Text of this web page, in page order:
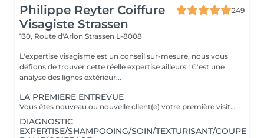
Philippe Reyter Coiffure
Visagiste Strassen
249
130, Route d'Arlon Strassen L-8008
L'expertise visagisme est un conseil sur-mesure, nous vous
défions de trouver cette réelle expertise ailleurs ! C'est une
analyse des lignes extérieur...
LA PREMIERE ENTREVUE
Vous êtes nouveau ou nouvelle client(e) votre première visite est une Entrevue. (Temps 30 minutes) Cette entrevue ne comprend aucun service de réalisation, il y aura des tests de styles, de communications et du conseils. Nous apprenons à vous connaitre et nous vous conseillons sur tous vos souhaits, afin de préparer notre premier rendez-vous. Cette Entrevue, nous permettra d'avoir une approche afin de comprendre en détail vos désirs et vos envies pour votre futur coupe ou couleur. Nous élaborons ensemble nos différentes méthodes de travail autour d'un thé ou un café pour vous proposer les services adaptés en vous indiquant un devis complet afin de fixer le prochain rendez-vous pour la réalisation.
DIAGNOSTIC
EXPERTISE/SHAMPOOING/SOIN/TEXTURISANT/COUPE